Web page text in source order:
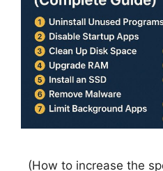
(How to increase the